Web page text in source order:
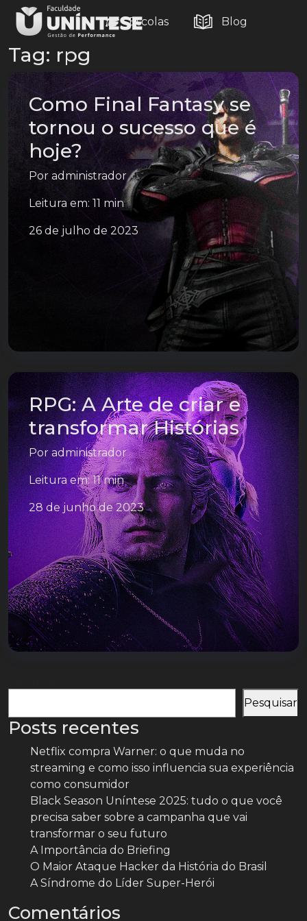
Escolas Blog
Tag: rpg
Como Final Fantasy se
tornou o sucesso que é
hoje?
Poradministrador
Leitura em: 11 min
26 de julho de 2023
RPG: A Arte de criar e
transformar Histórias
Poradministrador
Leitura em: 11 min
28 de junho de 2023
Pesquisar
Posts recentes
Netflix compra Warner: o que muda no
streaming e como isso influencia sua experiência
como consumidor
Black Season Uníntese 2025: tudo o que você
precisa saber sobre a campanha que vai
transformar o seu futuro
A Importância do Briefing
O Maior Ataque Hacker da História do Brasil
A Síndrome do Líder Super-Herói
Comentários